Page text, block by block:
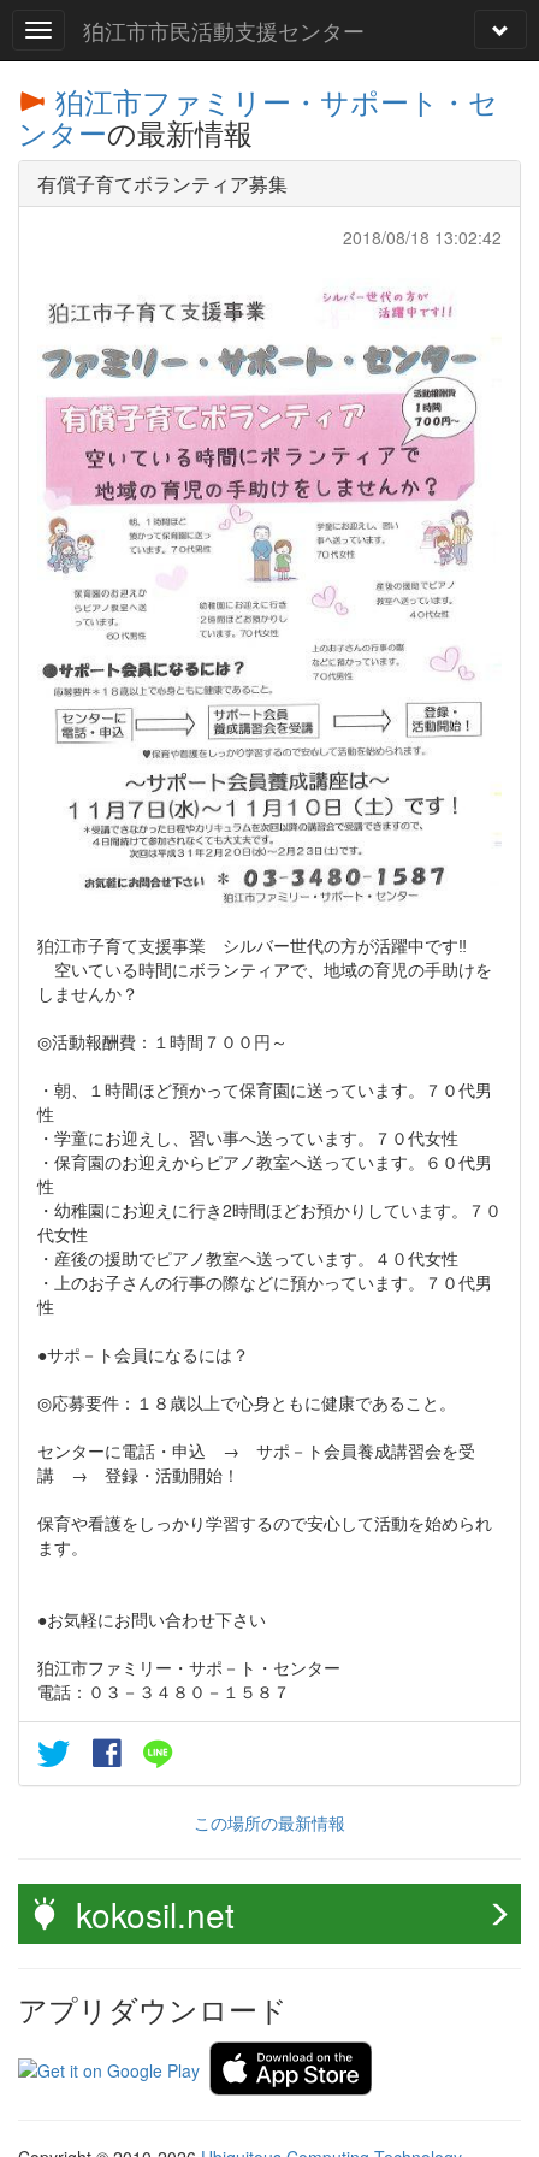
狛江市市民活動支援センター
狛江市ファミリー・サポート・セ
ンターの最新情報
有償子育てボランティア募集
2018/08/18 13:02:42
狛江市子育て支援事業 シルバー世代の方が活躍中です‼
空いている時間にボランティアで、地域の育児の手助けを
しませんか？
◎活動報酬費：１時間７００円～
・朝、１時間ほど預かって保育園に送っています。７０代男
性
・学童にお迎えし、習い事へ送っています。７０代女性
・保育園のお迎えからピアノ教室へ送っています。６０代男
性
・幼稚園にお迎えに行き2時間ほどお預かりしています。７０
代女性
・産後の援助でピアノ教室へ送っています。４０代女性
・上のお子さんの行事の際などに預かっています。７０代男
性
●サポ－ト会員になるには？
◎応募要件：１８歳以上で心身ともに健康であること。
センターに電話・申込 → サポ－ト会員養成講習会を受
講 → 登録・活動開始！
保育や看護をしっかり学習するので安心して活動を始められ
ます。
●お気軽にお問い合わせ下さい
狛江市ファミリー・サポ－ト・センター
電話：０３－３４８０－１５８７
この場所の最新情報
kokosil.net
アプリダウンロード